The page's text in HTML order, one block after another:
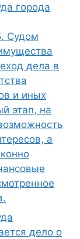
города
Судом
дела в
и иных
этап, на
а
дело о